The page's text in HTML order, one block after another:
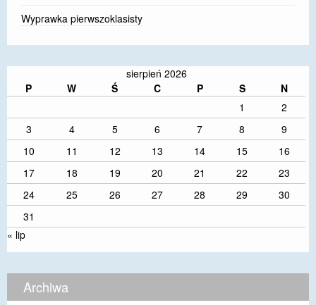
Wyprawka pierwszoklasisty
sierpień 2026
P
W Ś C P S
N
1
2
3
4 5 6 7 8
9
10
11 12 13 14 15
16
17
18 19 20 21 22
23
24
25 26 27 28 29
30
31
« lip
Archiwa